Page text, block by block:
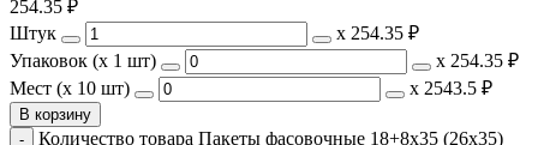
254.35 ₽
Штук
х 254.35 ₽
Упаковок (x 1 шт)
х 254.35 ₽
Мест (x 10 шт)
х 2543.5 ₽
В корзину
Количество товара Пакеты фасовочные 18+8x35 (26х35)